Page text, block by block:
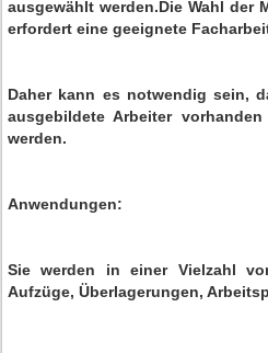
ausgewählt werden.Die Wahl der
erfordert eine geeignete
Daher kann es notwendig sein,
ausgebildete Arbeiter
werden.
Anwendungen:
Sie werden in einer Vielzahl
Aufzüge, Überlagerungen,